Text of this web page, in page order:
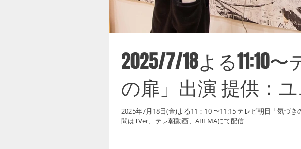
2025/7/18よる11:10
の扉」出演 提供：
2025年7月18日(金)よる11：10 〜11:15 テレビ朝日「気づきの扉」に出演いたします。 提供：ユニクロ ※放送後1週
間はTVer、テレ朝動画、ABEMAにて配信